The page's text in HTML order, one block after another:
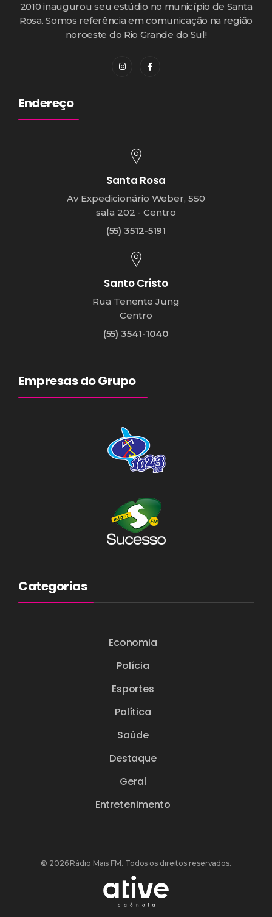
2010 inaugurou seu estúdio no município de Santa
Rosa. Somos referência em comunicação na região
noroeste do Rio Grande do Sul!
Endereço
Santa Rosa
Av Expedicionário Weber, 550
sala 202 - Centro
(55) 3512-5191
Santo Cristo
Rua Tenente Jung
Centro
(55) 3541-1040
Empresas do Grupo
Categorias
Economia
Polícia
Esportes
Política
Saúde
Destaque
Geral
Entretenimento
© 2026 Rádio Mais FM. Todos os direitos reservados.